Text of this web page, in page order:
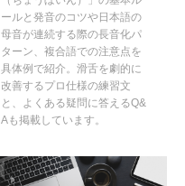
ールと発音のコツや日本語の
母音が連続する際の長音化パ
ターン、複合語での注意点を
具体例で紹介。滑舌を劇的に
改善するプロ仕様の練習文
と、よくある疑問に答えるQ&
Aも掲載しています。